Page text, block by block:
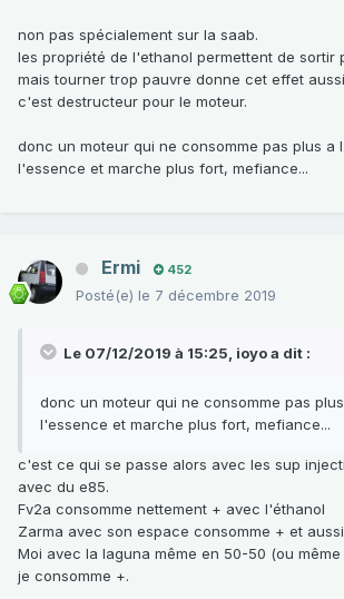
non pas spécialement sur la saab.
les propriété de l'ethanol permettent de sortir
mais tourner trop pauvre donne cet effet
c'est destructeur pour le moteur.
donc un moteur qui ne consomme pas plus a
l'essence et marche plus fort, mefiance...
Ermi 452
Posté(e) le 7 décembre 2019
Le 07/12/2019 à 15:25, ioyoa dit :
donc un moteur qui ne consomme pas
l'essence et marche plus fort, mefiance...
c'est ce qui se passe alors avec les sup
avec du e85.
Fv2a consomme nettement + avec l'éthanol
Zarma avec son espace consomme + et
Moi avec la laguna même en 50-50 (ou
je consomme +.